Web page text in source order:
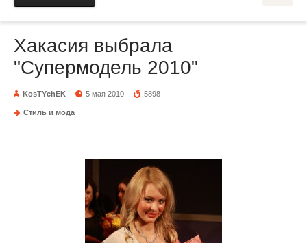
Хакасия выбрала
"Супермодель 2010"
KosTYchEK 5 мая 2010 5898
Стиль и мода